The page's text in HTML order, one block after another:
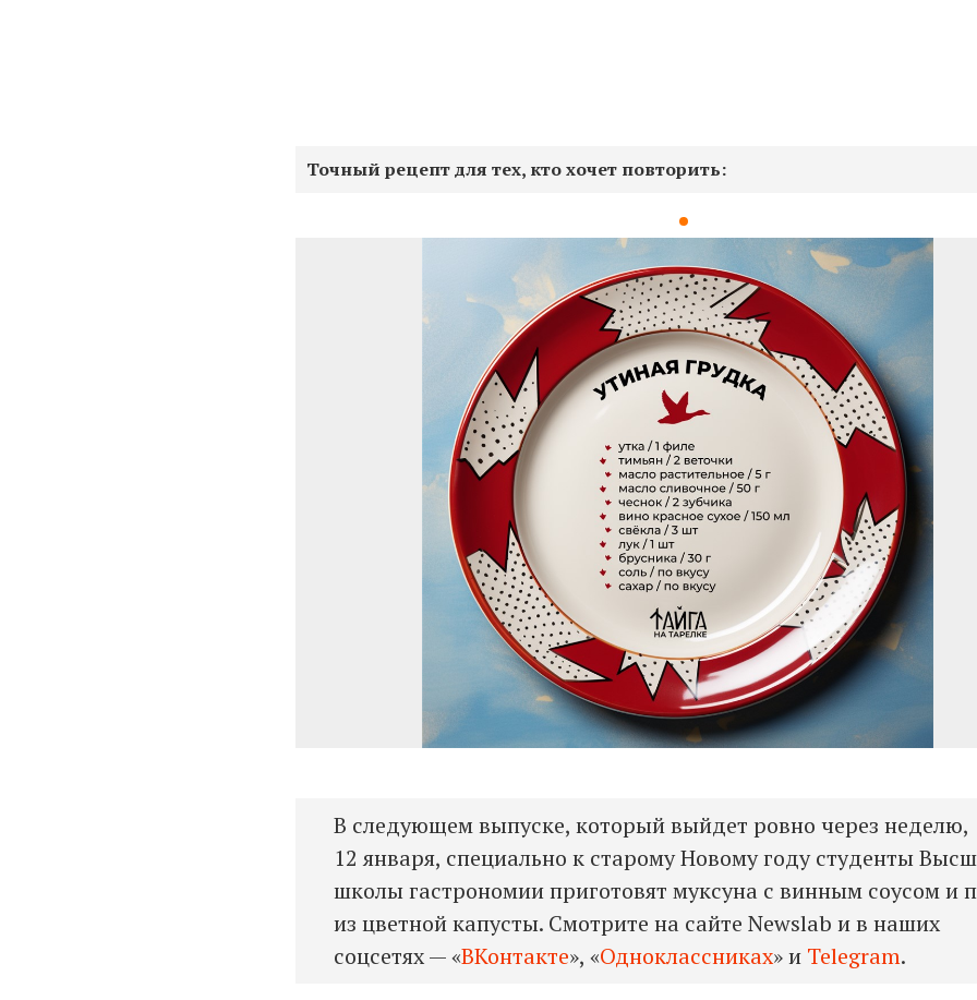
Точный рецепт для тех, кто хочет повторить:
В следующем выпуске, который выйдет ровно через неделю,
12 января, специально к старому Новому году студенты
школы гастрономии приготовят муксуна с винным соусом и
из цветной капусты. Смотрите на сайте Newslab и в наших
соцсетях — «ВКонтакте», «Одноклассниках» и Telegram.